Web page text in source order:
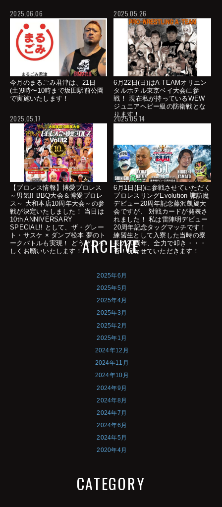
2025.06.06
今月のまるごみ君津は、21日
(土)9時〜10時まで坂田駅前公園
で実施いたします！
2025.05.26
6月22日(日)はA-TEAMオリエン
タルホテル東京ベイ大会に参
戦！ 現在私が持っているWEW
ジュニアヘビー級の防衛戦とな
ります！
2025.05.17
【プロレス情報】博愛プロレス
～男気!! BBQ大会＆博愛プロレ
ス～ 大和本店10周年大会～の参
戦が決定いたしました！ 当日は
10th ANNIVERSARY
SPECIAL!! として、ザ・グレー
ト・サスケ × ダンプ松本 夢のト
ークバトルも実現！ どうぞよろ
しくお願いいたします！
2025.05.14
6月1日(日)に参戦させていただく
プロレスリングEvolution 諏訪魔
デビュー20周年記念藤沢凱旋大
会ですが、 対戦カードが発表さ
れました！ 私は雷陣明デビュー
20周年記念タッグマッチです！
練習生として入寮した当時の寮
長の20周年、全力で叩き・・・
否！祝わせていただきます！
ARCHIVE
2025年6月
2025年5月
2025年4月
2025年3月
2025年2月
2025年1月
2024年12月
2024年11月
2024年10月
2024年9月
2024年8月
2024年7月
2024年6月
2024年5月
2020年4月
CATEGORY